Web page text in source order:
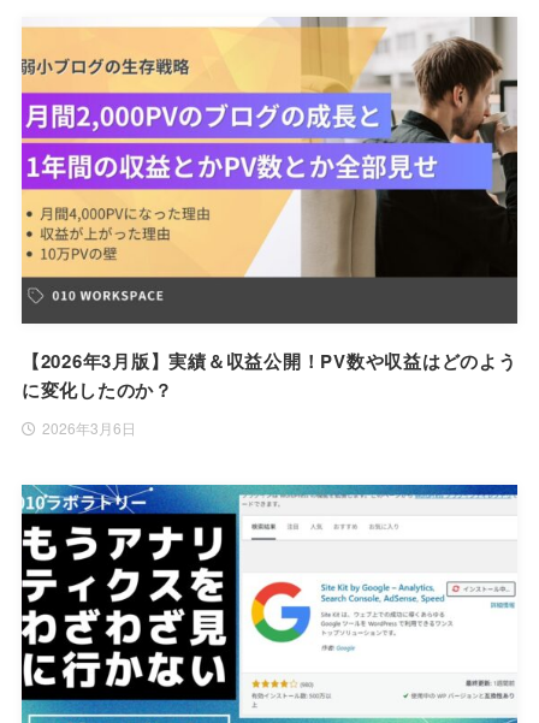
【2026年3月版】実績＆収益公開！PV数や収益はどのよう
に変化したのか？
2026年3月6日